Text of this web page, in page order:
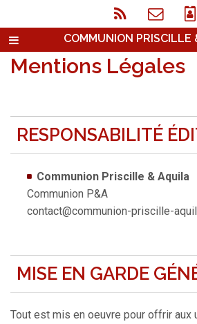
COMMUNION PRISCILLE
Mentions Légales
RESPONSABILITÉ
Communion Priscille & Aquila
Communion P&A
contact@communion-priscille-
MISE EN GARDE
Tout est mis en oeuvre pour offrir aux